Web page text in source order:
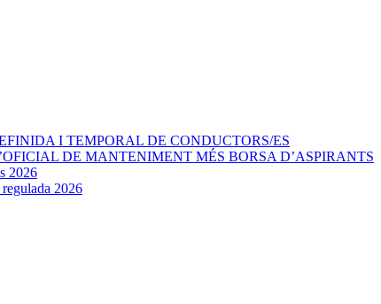
I TEMPORAL DE CONDUCTORS/ES
DE MANTENIMENT MÉS BORSA D’ASPIRANTS
2026
2026